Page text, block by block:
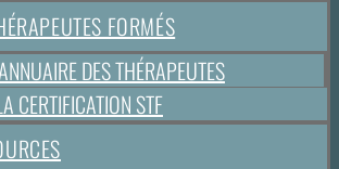
FORMÉS
DES THÉRAPEUTES
CERTIFICATION STF